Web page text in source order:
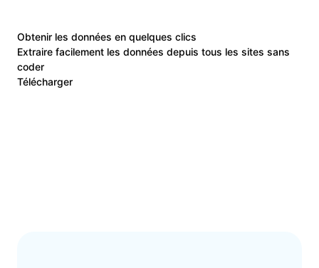
Obtenir les données en quelques clics
Extraire facilement les données depuis tous les sites sans
coder
Télécharger